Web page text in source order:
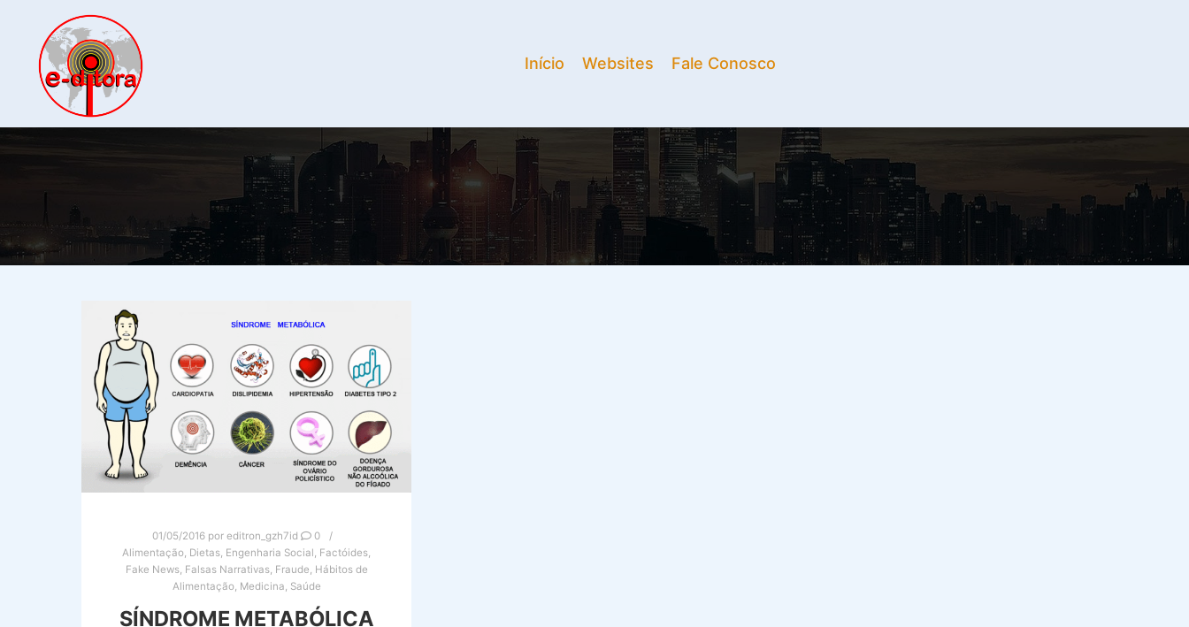
Início Websites Fale Conosco
01/05/2016por editron_gzh7id
0
Alimentação, Dietas, Engenharia Social, Factóides,
Fake News, Falsas Narrativas, Fraude, Hábitos de
Alimentação, Medicina, Saúde
SÍNDROME METABÓLICA